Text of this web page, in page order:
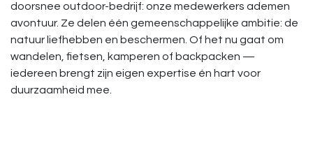
doorsnee outdoor-bedrijf: onze medewerkers ademen
avontuur. Ze delen één gemeenschappelijke ambitie: de
natuur liefhebben en beschermen. Of het nu gaat om
wandelen, fietsen, kamperen of backpacken —
iedereen brengt zijn eigen expertise én hart voor
duurzaamheid mee.